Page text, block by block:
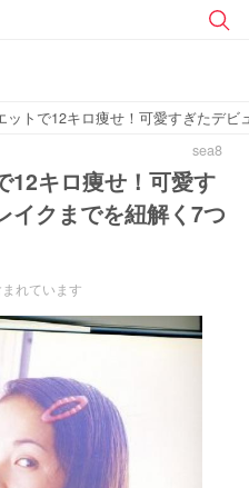
ットで12キロ痩せ！可愛すぎたデ
sea8
12キロ痩せ！可愛す
イクまでを紐解く7つ
れています